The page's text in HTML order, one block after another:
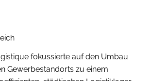
fokussierte auf den Umbau
Gewerbestandorts zu einem